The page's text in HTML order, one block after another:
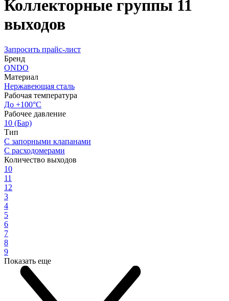
Коллекторные группы 11
выходов
Запросить прайс-лист
Бренд
ONDO
Материал
Нержавеющая сталь
Рабочая температура
До +100°С
Рабочее давление
10 (Бар)
Тип
С запорными клапанами
С расходомерами
Количество выходов
10
11
12
3
4
5
6
7
8
9
Показать еще